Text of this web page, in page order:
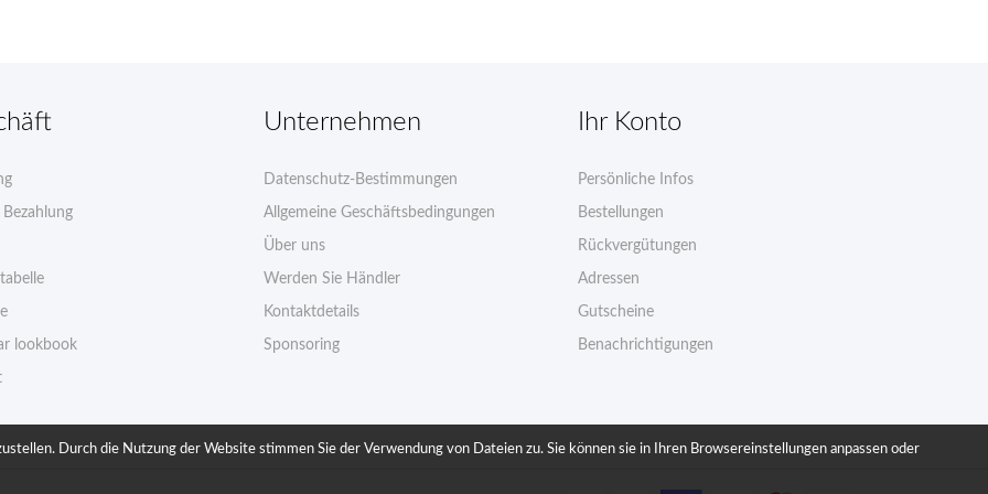
lookbook
Unternehmen
Datenschutz-Bestimmungen
Allgemeine Geschäftsbedingungen
Über uns
Werden Sie Händler
Kontaktdetails
Sponsoring
Ihr Konto
Persönliche Infos
Bestellungen
Rückvergütungen
Adressen
Gutscheine
Benachrichtigungen
Durch die Nutzung der Website stimmen Sie der Verwendung von Dateien zu. Sie können sie in Ihren Browsereinstellungen anpassen oder